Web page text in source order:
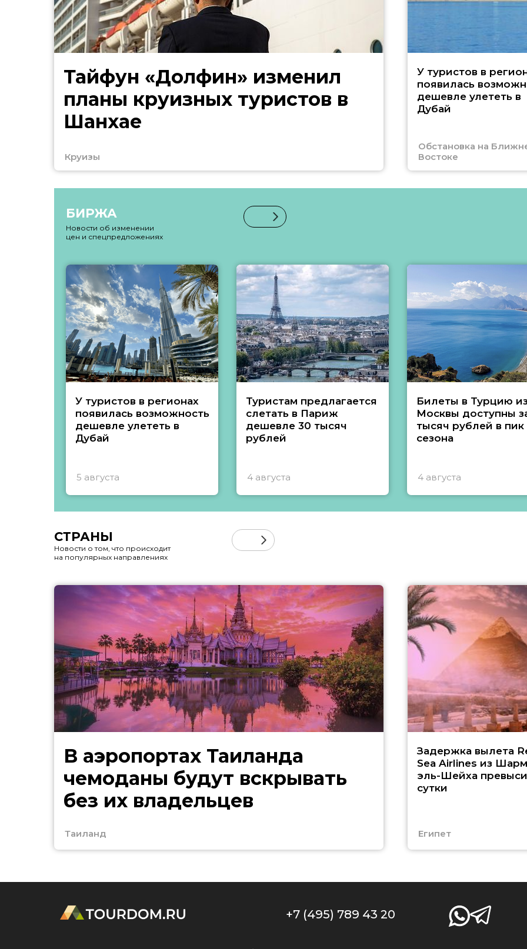
Тайфун «Долфин» изменил
планы круизных туристов в
Шанхае
Круизы
У туристов в
появилась
дешевле улететь в
Дубай
Обстановка на
Востоке
БИРЖА
Новости об изменении
цен и спецпредложениях
У туристов в регионах
появилась возможность
дешевле улететь в
Дубай
5 августа
Туристам предлагается
слетать в Париж
дешевле 30 тысяч
рублей
4 августа
Билеты в Турцию
Москвы доступны
тысяч рублей в пик
сезона
4 августа
СТРАНЫ
Новости о том, что происходит
на популярных направлениях
В аэропортах Таиланда
чемоданы будут вскрывать
без их владельцев
Таиланд
Задержка вылета
Sea Airlines из
эль-Шейха
сутки
Египет
+7 (495) 789 43 20